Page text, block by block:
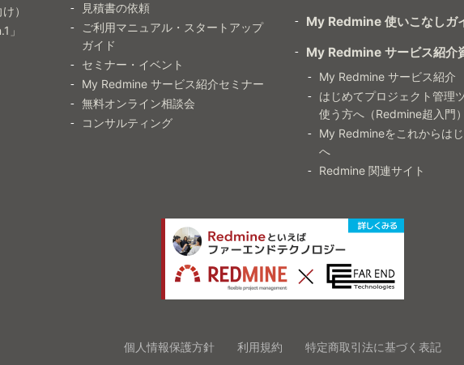
）
」
見積書の依頼
ご利用マニュアル・スタートアップ
ガイド
セミナー・イベント
My Redmine サービス紹介セミナー
無料オンライン相談会
コンサルティング
My Redmine 使いこなしガ
My Redmine サービス紹介
My Redmine サービス紹介
はじめてプロジェクト管理
使う方へ（Redmine超入門）
My Redmineをこれからは
へ
Redmine 関連サイト
個人情報保護方針 利用規約 特定商取引法に基づく表記